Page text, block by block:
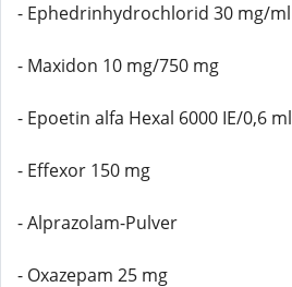
- Ephedrinhydrochlorid 30 mg/ml
- Maxidon 10 mg/750 mg
- Epoetin alfa Hexal 6000 IE/0,6 ml
- Effexor 150 mg
- Alprazolam-Pulver
- Oxazepam 25 mg